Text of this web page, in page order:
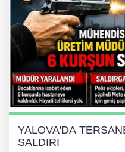
YALOVA'DA
SALDIRI